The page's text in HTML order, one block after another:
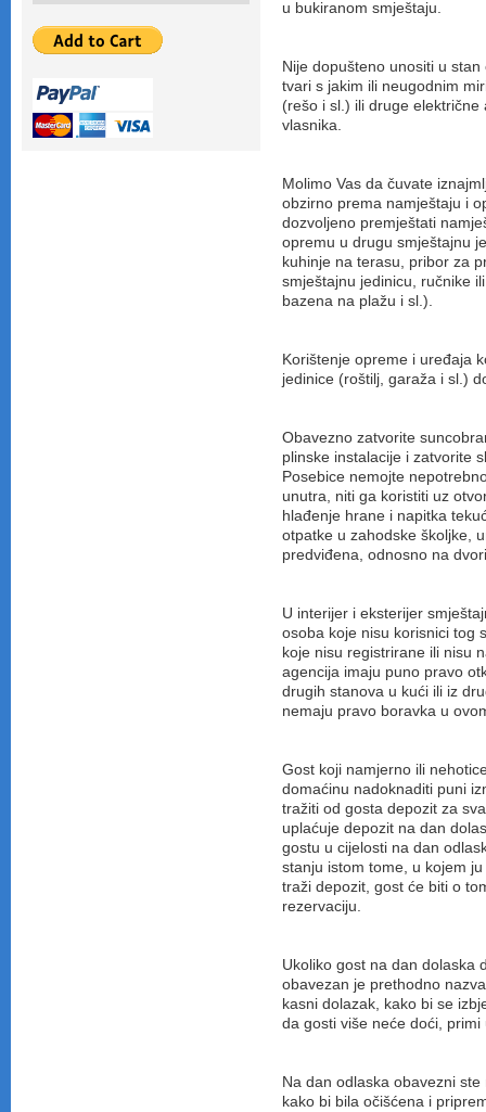
u bukiranom smještaju.
Nije dopušteno unositi u
tvari s jakim ili neugodnim
(rešo i sl.) ili druge
vlasnika.
Molimo Vas da čuvate
obzirno prema namještaju i
dozvoljeno premještati
opremu u drugu smještajnu
kuhinje na terasu, pribor za
smještajnu jedinicu, ručnike
bazena na plažu i sl.).
Korištenje opreme i uređaja
jedinice (roštilj, garaža i sl.)
Obavezno zatvorite
plinske instalacije i zatvorite
Posebice nemojte
unutra, niti ga koristiti uz
hlađenje hrane i napitka
otpatke u zahodske školjke,
predviđena, odnosno na
U interijer i eksterijer
osoba koje nisu korisnici tog
koje nisu registrirane ili nisu
agencija imaju puno pravo
drugih stanova u kući ili iz
nemaju pravo boravka u
Gost koji namjerno ili
domaćinu nadoknaditi puni
tražiti od gosta depozit za
uplaćuje depozit na dan
gostu u cijelosti na dan
stanju istom tome, u kojem
traži depozit, gost će biti o
rezervaciju.
Ukoliko gost na dan dolaska
obavezan je prethodno
kasni dolazak, kako bi se
da gosti više neće doći,
Na dan odlaska obavezni
kako bi bila očišćena i